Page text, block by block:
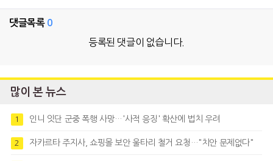
댓글목록 0
등록된 댓글이 없습니다.
많이 본 뉴스
1 인니 잇단 군중 폭행 사망…'사적 응징' 확산에 법치 우려
2 자카르타 주지사, 쇼핑몰 보안 울타리 철거 요청…"치안 문제없다"